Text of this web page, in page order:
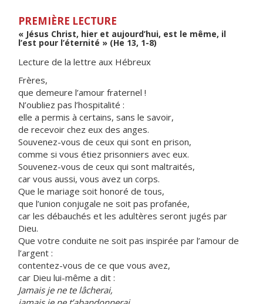
PREMIÈRE LECTURE
« Jésus Christ, hier et aujourd’hui, est le même, il
l’est pour l’éternité » (He 13, 1-8)
Lecture de la lettre aux Hébreux
Frères,
que demeure l’amour fraternel !
N’oubliez pas l’hospitalité :
elle a permis à certains, sans le savoir,
de recevoir chez eux des anges.
Souvenez-vous de ceux qui sont en prison,
comme si vous étiez prisonniers avec eux.
Souvenez-vous de ceux qui sont maltraités,
car vous aussi, vous avez un corps.
Que le mariage soit honoré de tous,
que l’union conjugale ne soit pas profanée,
car les débauchés et les adultères seront jugés par
Dieu.
Que votre conduite ne soit pas inspirée par l’amour de
l’argent :
contentez-vous de ce que vous avez,
car Dieu lui-même a dit :
Jamais je ne te lâcherai,